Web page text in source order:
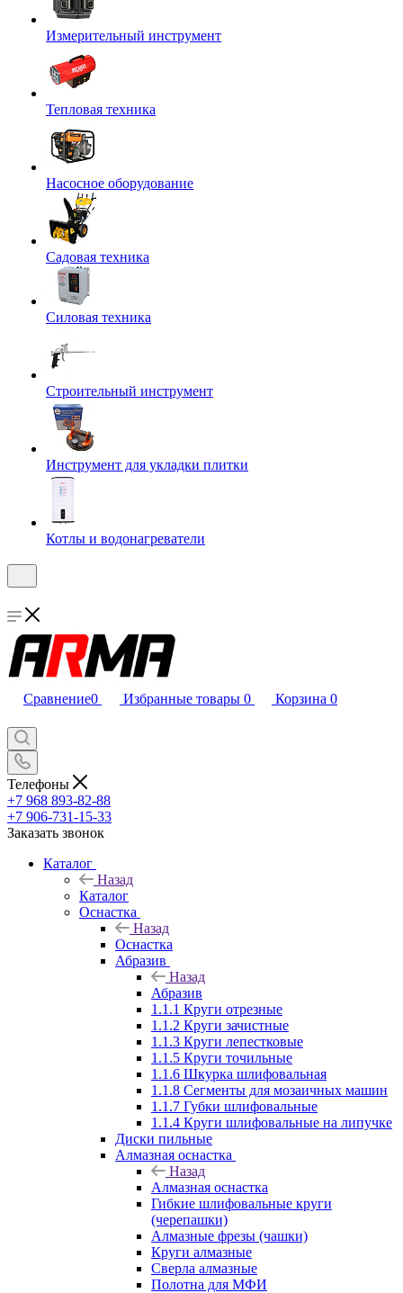
Измерительный инструмент
Тепловая техника
Насосное оборудование
Садовая техника
Силовая техника
Строительный инструмент
Инструмент для укладки плитки
Котлы и водонагреватели
Сравнение0 Избранные товары 0 Корзина 0
Телефоны
+7 968 893-82-88
+7 906-731-15-33
Заказать звонок
Каталог
Назад
Каталог
Оснастка
Назад
Оснастка
Абразив
Назад
Абразив
1.1.1 Круги отрезные
1.1.2 Круги зачистные
1.1.3 Круги лепестковые
1.1.5 Круги точильные
1.1.6 Шкурка шлифовальная
1.1.8 Сегменты для мозаичных машин
1.1.7 Губки шлифовальные
1.1.4 Круги шлифовальные на липучке
Диски пильные
Алмазная оснастка
Назад
Алмазная оснастка
Гибкие шлифовальные круги
(черепашки)
Алмазные фрезы (чашки)
Круги алмазные
Сверла алмазные
Полотна для МФИ